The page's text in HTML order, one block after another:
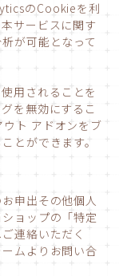
のCookieを利
サービスに関す
が可能となって
用されることを
を無効にするこ
ト アドオンをブ
とができます。
申出その他個人
ョップの「特定
連絡いただく
ムよりお問い合